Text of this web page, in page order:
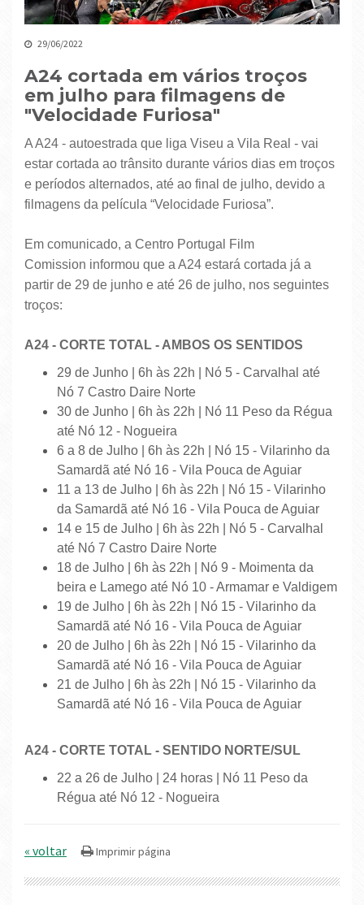
29/06/2022
A24 cortada em vários troços
em julho para filmagens de
"Velocidade Furiosa"
A A24 - autoestrada que liga Viseu a Vila Real - vai
estar cortada ao trânsito durante vários dias em troços
e períodos alternados, até ao final de julho, devido a
filmagens da película “Velocidade Furiosa”.
Em comunicado, a Centro Portugal Film
Comission informou que a A24 estará cortada já a
partir de 29 de junho e até 26 de julho, nos seguintes
troços:
A24 - CORTE TOTAL - AMBOS OS SENTIDOS
29 de Junho | 6h às 22h | Nó 5 - Carvalhal até
Nó 7 Castro Daire Norte
30 de Junho | 6h às 22h | Nó 11 Peso da Régua
até Nó 12 - Nogueira
6 a 8 de Julho | 6h às 22h | Nó 15 - Vilarinho da
Samardã até Nó 16 - Vila Pouca de Aguiar
11 a 13 de Julho | 6h às 22h | Nó 15 - Vilarinho
da Samardã até Nó 16 - Vila Pouca de Aguiar
14 e 15 de Julho | 6h às 22h | Nó 5 - Carvalhal
até Nó 7 Castro Daire Norte
18 de Julho | 6h às 22h | Nó 9 - Moimenta da
beira e Lamego até Nó 10 - Armamar e Valdigem
19 de Julho | 6h às 22h | Nó 15 - Vilarinho da
Samardã até Nó 16 - Vila Pouca de Aguiar
20 de Julho | 6h às 22h | Nó 15 - Vilarinho da
Samardã até Nó 16 - Vila Pouca de Aguiar
21 de Julho | 6h às 22h | Nó 15 - Vilarinho da
Samardã até Nó 16 - Vila Pouca de Aguiar
A24 - CORTE TOTAL - SENTIDO NORTE/SUL
22 a 26 de Julho | 24 horas | Nó 11 Peso da
Régua até Nó 12 - Nogueira
« voltar